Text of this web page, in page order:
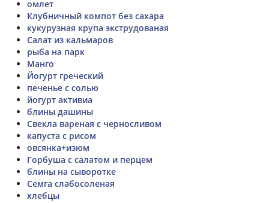
омлет
Клубничный компот без сахара
кукурузная крупа экструдованая
Салат из кальмаров
рыба на парк
Манго
Йогурт греческий
печенье с солью
йогурт активиа
блины дашины
Свекла вареная с черносливом
капуста с рисом
овсянка+изюм
Горбуша с салатом и перцем
блины на сыворотке
Семга слабосоленая
хлебцы